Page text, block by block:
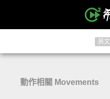
英文
動作相關 Movements